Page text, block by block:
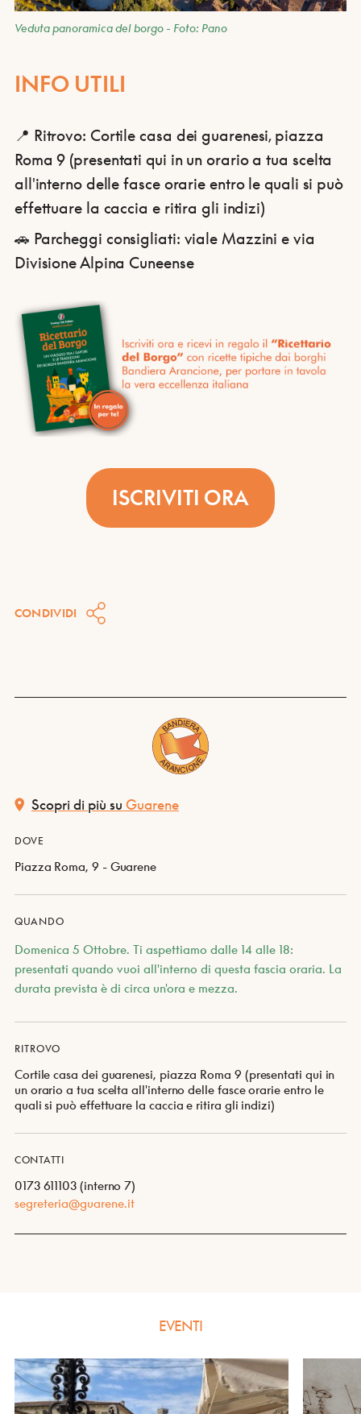
Veduta panoramica del borgo - Foto: Pano
INFO UTILI
📍 Ritrovo: Cortile casa dei guarenesi, piazza
Roma 9 (presentati qui in un orario a tua scelta
all'interno delle fasce orarie entro le quali si può
effettuare la caccia e ritira gli indizi)
🚗 Parcheggi consigliati: viale Mazzini e via
Divisione Alpina Cuneense
ISCRIVITI ORA
CONDIVIDI
Scopri di più su Guarene
DOVE
Piazza Roma, 9 - Guarene
QUANDO
Domenica 5 Ottobre. Ti aspettiamo dalle 14 alle 18:
presentati quando vuoi all'interno di questa fascia oraria. La
durata prevista è di circa un'ora e mezza.
RITROVO
Cortile casa dei guarenesi, piazza Roma 9 (presentati qui in
un orario a tua scelta all'interno delle fasce orarie entro le
quali si può effettuare la caccia e ritira gli indizi)
CONTATTI
0173 611103 (interno 7)
segreteria@guarene.it
EVENTI